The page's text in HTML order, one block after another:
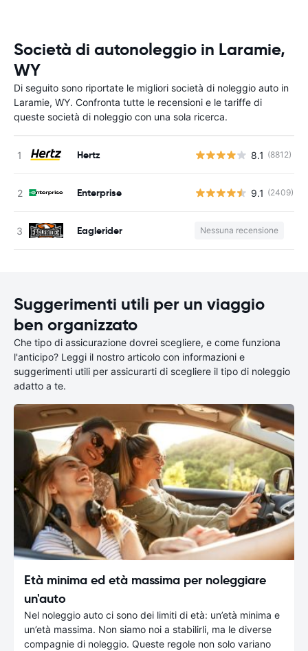
Società di autonoleggio in Laramie,
WY
Di seguito sono riportate le migliori società di noleggio auto in
Laramie, WY. Confronta tutte le recensioni e le tariffe di
queste società di noleggio con una sola ricerca.
Hertz 8.1 (8812)
Enterprise 9.1 (2409)
Eaglerider Nessuna recensione
Suggerimenti utili per un viaggio
ben organizzato
Che tipo di assicurazione dovrei scegliere, e come funziona
l'anticipo? Leggi il nostro articolo con informazioni e
suggerimenti utili per assicurarti di scegliere il tipo di noleggio
adatto a te.
Età minima ed età massima per noleggiare
un'auto
Nel noleggio auto ci sono dei limiti di età: un’età minima e
un’età massima. Non siamo noi a stabilirli, ma le diverse
compagnie di noleggio. Queste regole non solo variano